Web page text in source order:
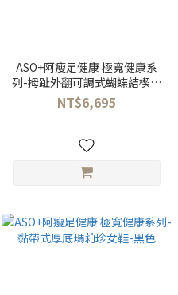
ASO+阿瘦足健康 極寬健康系
列-拇趾外翻可調式蝴蝶結楔型
女鞋-黑色
NT$6,695